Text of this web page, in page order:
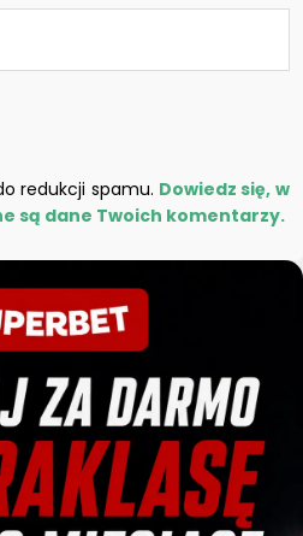
redukcji spamu. Dowiedz się, w
są dane Twoich komentarzy.